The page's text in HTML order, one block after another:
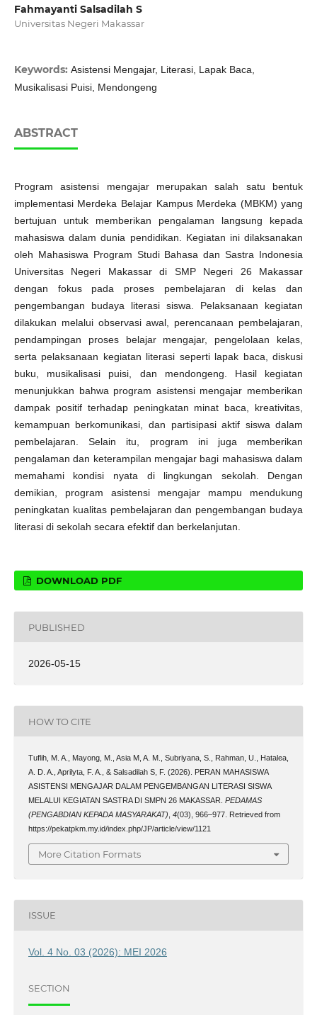
Fahmayanti Salsadilah S
Universitas Negeri Makassar
Keywords: Asistensi Mengajar, Literasi, Lapak Baca,
Musikalisasi Puisi, Mendongeng
ABSTRACT
Program asistensi mengajar merupakan salah satu bentuk
implementasi Merdeka Belajar Kampus Merdeka (MBKM) yang
bertujuan untuk memberikan pengalaman langsung kepada
mahasiswa dalam dunia pendidikan. Kegiatan ini dilaksanakan
oleh Mahasiswa Program Studi Bahasa dan Sastra Indonesia
Universitas Negeri Makassar di SMP Negeri 26 Makassar
dengan fokus pada proses pembelajaran di kelas dan
pengembangan budaya literasi siswa. Pelaksanaan kegiatan
dilakukan melalui observasi awal, perencanaan pembelajaran,
pendampingan proses belajar mengajar, pengelolaan kelas,
serta pelaksanaan kegiatan literasi seperti lapak baca, diskusi
buku, musikalisasi puisi, dan mendongeng. Hasil kegiatan
menunjukkan bahwa program asistensi mengajar memberikan
dampak positif terhadap peningkatan minat baca, kreativitas,
kemampuan berkomunikasi, dan partisipasi aktif siswa dalam
pembelajaran. Selain itu, program ini juga memberikan
pengalaman dan keterampilan mengajar bagi mahasiswa dalam
memahami kondisi nyata di lingkungan sekolah. Dengan
demikian, program asistensi mengajar mampu mendukung
peningkatan kualitas pembelajaran dan pengembangan budaya
literasi di sekolah secara efektif dan berkelanjutan.
DOWNLOAD PDF
PUBLISHED
2026-05-15
HOW TO CITE
Tuflih, M. A., Mayong, M., Asia M, A. M., Subriyana, S., Rahman, U., Hatalea,
A. D. A., Aprilyta, F. A., & Salsadilah S, F. (2026). PERAN MAHASISWA
ASISTENSI MENGAJAR DALAM PENGEMBANGAN LITERASI SISWA
MELALUI KEGIATAN SASTRA DI SMPN 26 MAKASSAR. PEDAMAS
(PENGABDIAN KEPADA MASYARAKAT) 4(03), 966–977. Retrieved from
https://pekatpkm.my.id/index.php/JP/article/view/1121
More Citation Formats
ISSUE
Vol. 4 No. 03 (2026): MEI 2026
SECTION